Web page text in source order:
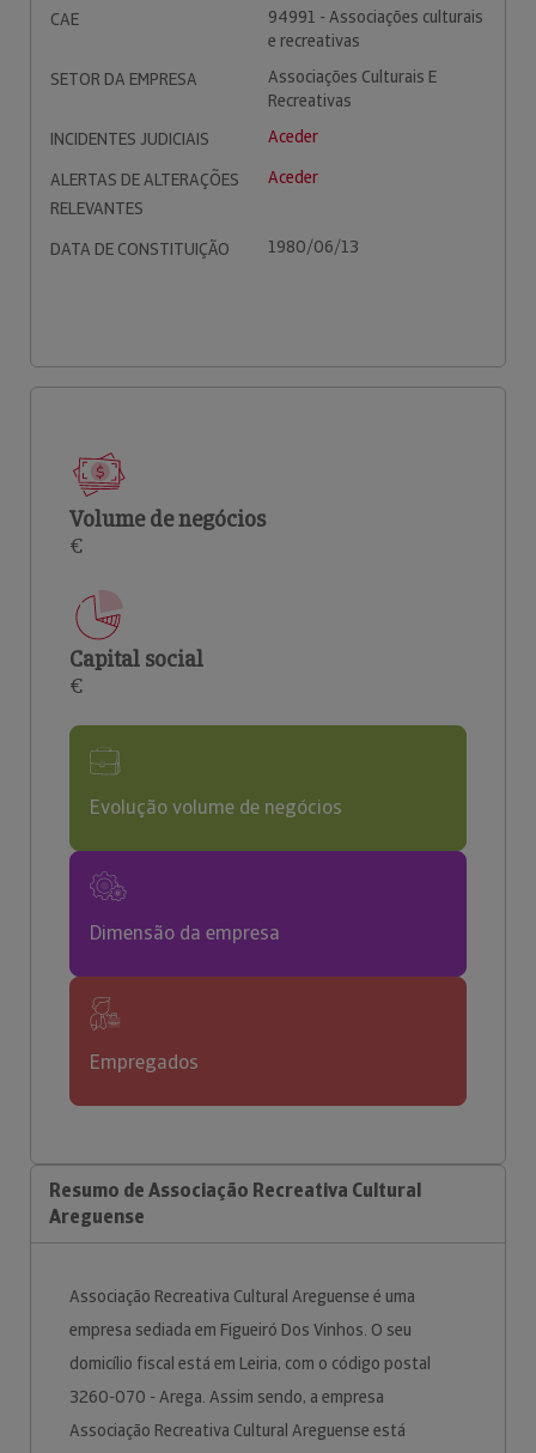
CAE
94991 - Associações culturais
e recreativas
SETOR DA EMPRESA
Associações Culturais E
Recreativas
INCIDENTES JUDICIAIS
Aceder
ALERTAS DE ALTERAÇÕES
RELEVANTES
Aceder
DATA DE CONSTITUIÇÃO 1980/06/13
Volume de negócios
€
Capital social
€
Evolução volume de negócios
Dimensão da empresa
Empregados
Resumo de Associação Recreativa Cultural
Areguense
Associação Recreativa Cultural Areguense é uma
empresa sediada em Figueiró Dos Vinhos. O seu
domicílio fiscal está em Leiria, com o código postal
3260-070 - Arega. Assim sendo, a empresa
Associação Recreativa Cultural Areguense está